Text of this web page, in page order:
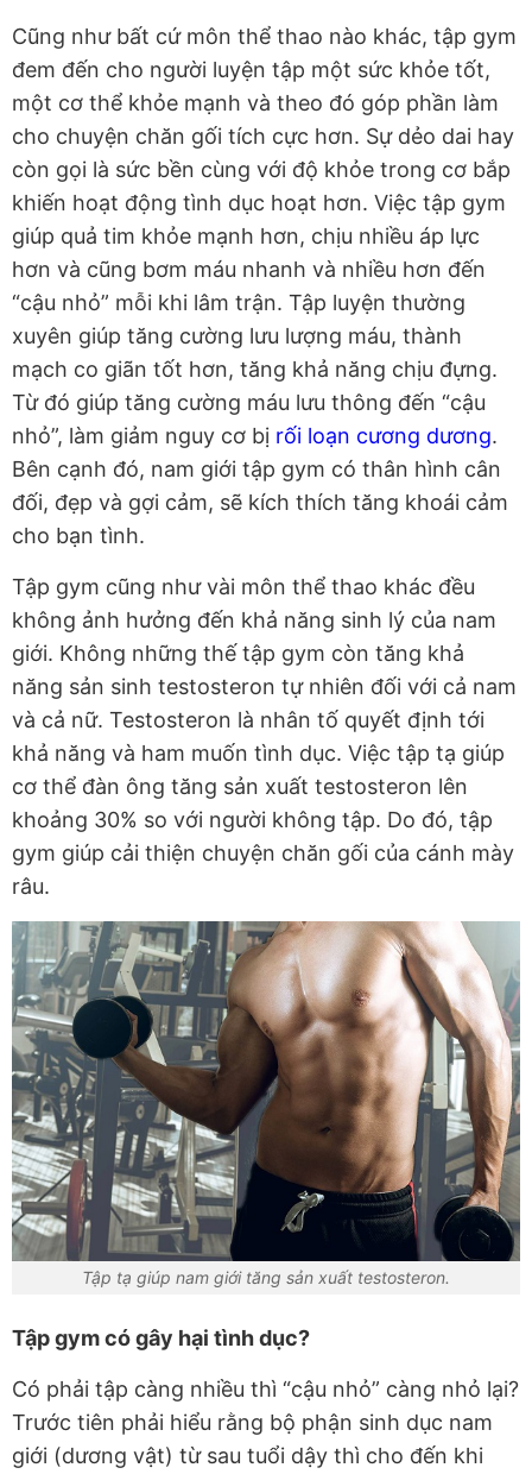
Cũng như bất cứ môn thể thao nào khác, tập gym
đem đến cho người luyện tập một sức khỏe tốt,
một cơ thể khỏe mạnh và theo đó góp phần làm
cho chuyện chăn gối tích cực hơn. Sự dẻo dai hay
còn gọi là sức bền cùng với độ khỏe trong cơ bắp
khiến hoạt động tình dục hoạt hơn. Việc tập gym
giúp quả tim khỏe mạnh hơn, chịu nhiều áp lực
hơn và cũng bơm máu nhanh và nhiều hơn đến
“cậu nhỏ” mỗi khi lâm trận. Tập luyện thường
xuyên giúp tăng cường lưu lượng máu, thành
mạch co giãn tốt hơn, tăng khả năng chịu đựng.
Từ đó giúp tăng cường máu lưu thông đến “cậu
nhỏ”, làm giảm nguy cơ bị rối loạn cương dương.
Bên cạnh đó, nam giới tập gym có thân hình cân
đối, đẹp và gợi cảm, sẽ kích thích tăng khoái cảm
cho bạn tình.
Tập gym cũng như vài môn thể thao khác đều
không ảnh hưởng đến khả năng sinh lý của nam
giới. Không những thế tập gym còn tăng khả
năng sản sinh testosteron tự nhiên đối với cả nam
và cả nữ. Testosteron là nhân tố quyết định tới
khả năng và ham muốn tình dục. Việc tập tạ giúp
cơ thể đàn ông tăng sản xuất testosteron lên
khoảng 30% so với người không tập. Do đó, tập
gym giúp cải thiện chuyện chăn gối của cánh mày
râu.
Tập tạ giúp nam giới tăng sản xuất testosteron.
Tập gym có gây hại tình dục?
Có phải tập càng nhiều thì “cậu nhỏ” càng nhỏ lại?
Trước tiên phải hiểu rằng bộ phận sinh dục nam
giới (dương vật) từ sau tuổi dậy thì cho đến khi